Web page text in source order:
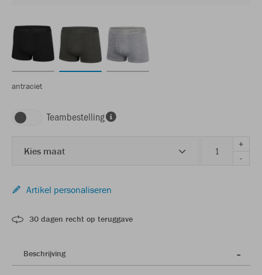
antraciet
Teambestelling
Kies maat
+
-
Artikel personaliseren
30 dagen recht op teruggave
Beschrijving